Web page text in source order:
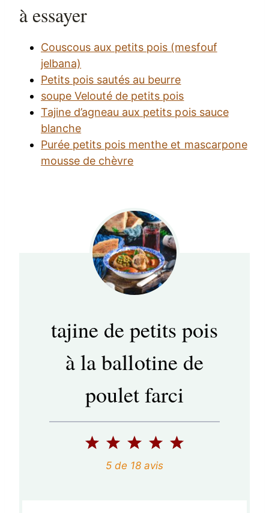
à essayer
Couscous aux petits pois (mesfouf
jelbana)
Petits pois sautés au beurre
soupe Velouté de petits pois
Tajine d’agneau aux petits pois sauce
blanche
Purée petits pois menthe et mascarpone
mousse de chèvre
tajine de petits pois
à la ballotine de
poulet farci
5
4
é
3
é
2
é
1
é5de 18 avis